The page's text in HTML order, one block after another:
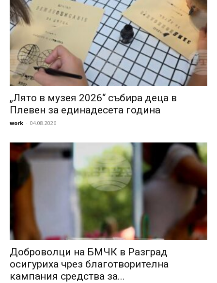
„Лято в музея 2026“ събира деца в
Плевен за единадесета година
work - 04.08.2026
Доброволци на БМЧК в Разград
осигуриха чрез благотворителна
кампания средства за...